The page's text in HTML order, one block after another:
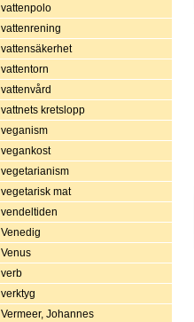
vattenpolo
vattenrening
vattensäkerhet
vattentorn
vattenvård
vattnets kretslopp
veganism
vegankost
vegetarianism
vegetarisk mat
vendeltiden
Venedig
Venus
verb
verktyg
Vermeer, Johannes